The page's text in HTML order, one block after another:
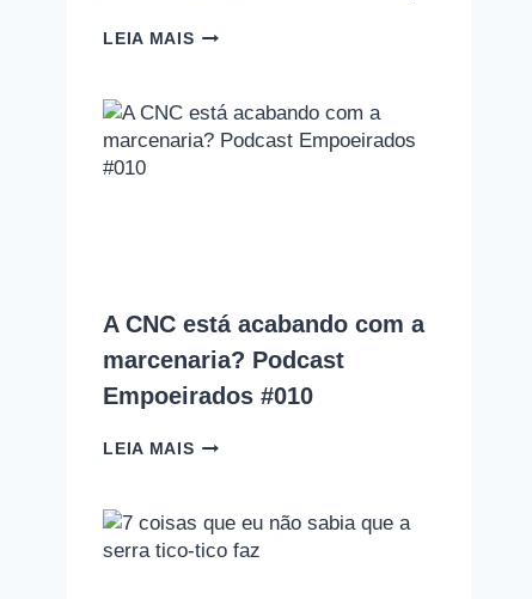
LEIA MAIS10
TODO
INICIANTE
NA
DELES)
A CNC está acabando com a
marcenaria? Podcast
Empoeirados #010
LEIA MAISA
ACABANDO
COM
A